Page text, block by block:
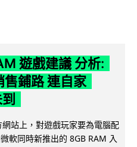
遊戲建議 分析:
鋪路 連自家
站上，對遊戲玩家要為電腦配
軟同時新推出的 8GB RAM 入